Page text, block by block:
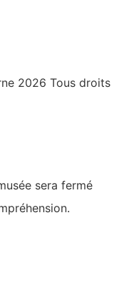
2026 Tous droits
sera fermé